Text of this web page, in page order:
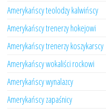
Amerykańscy teolodzy kalwińscy
Amerykańscy trenerzy hokejowi
Amerykańscy trenerzy koszykarscy
Amerykańscy wokaliści rockowi
Amerykańscy wynalazcy
Amerykańscy zapaśnicy